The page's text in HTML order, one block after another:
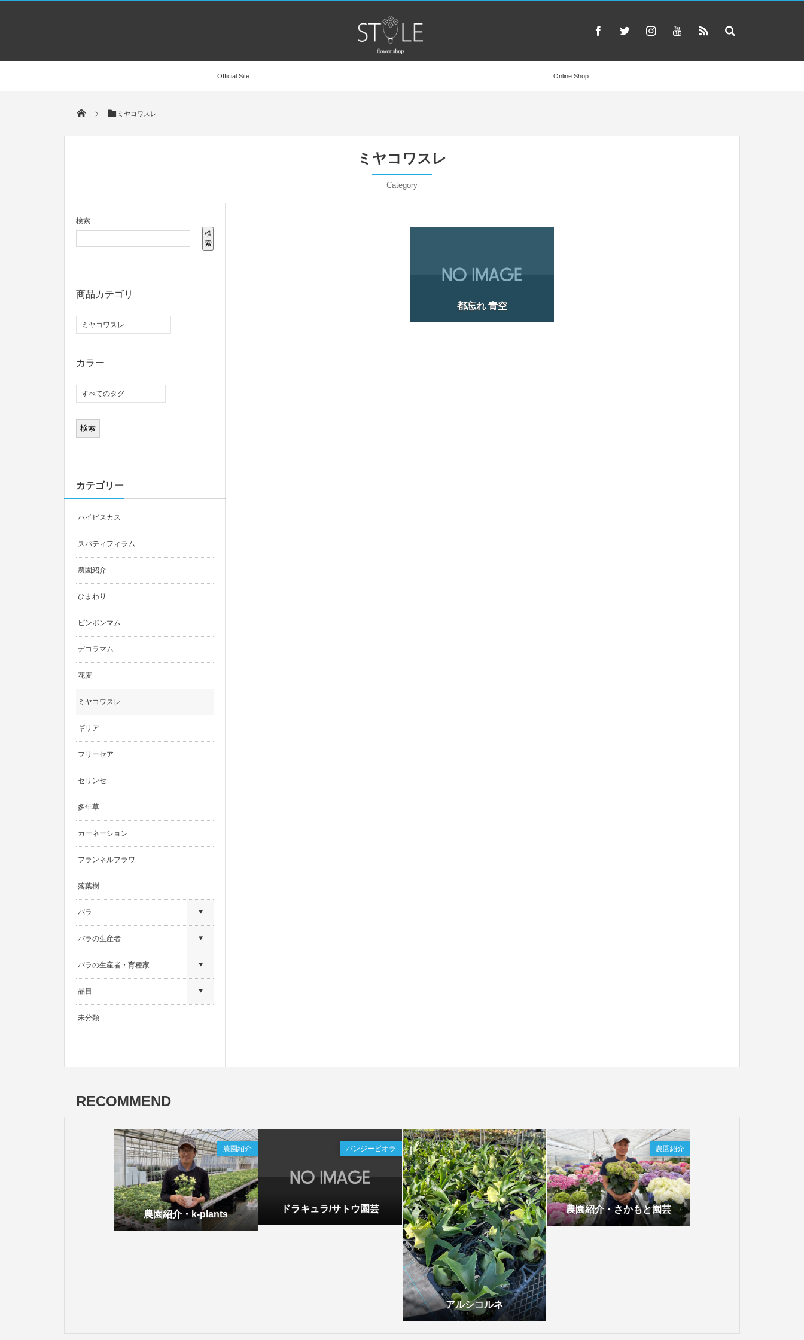
Official Site Online Shop
ミヤコワスレ
ミヤコワスレ
Category
都忘れ 青空
検索
検
索
商品カテゴリ
カラー
カテゴリー
ハイビスカス
スパティフィラム
農園紹介
ひまわり
ピンポンマム
デコラマム
花麦
ミヤコワスレ
ギリア
フリーセア
セリンセ
多年草
カーネーション
フランネルフラワ－
落葉樹
バラ
バラの生産者
バラの生産者・育種家
品目
未分類
RECOMMEND
農園紹介・k-plants
農園紹介
ドラキュラ/サトウ園芸
パンジービオラ
アルシコルネ
農園紹介・さかもと園芸
農園紹介